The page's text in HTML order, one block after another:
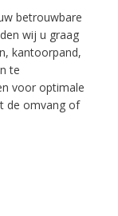
betrouwbare
wij u graag
kantoorpand,
te
voor optimale
de omvang of